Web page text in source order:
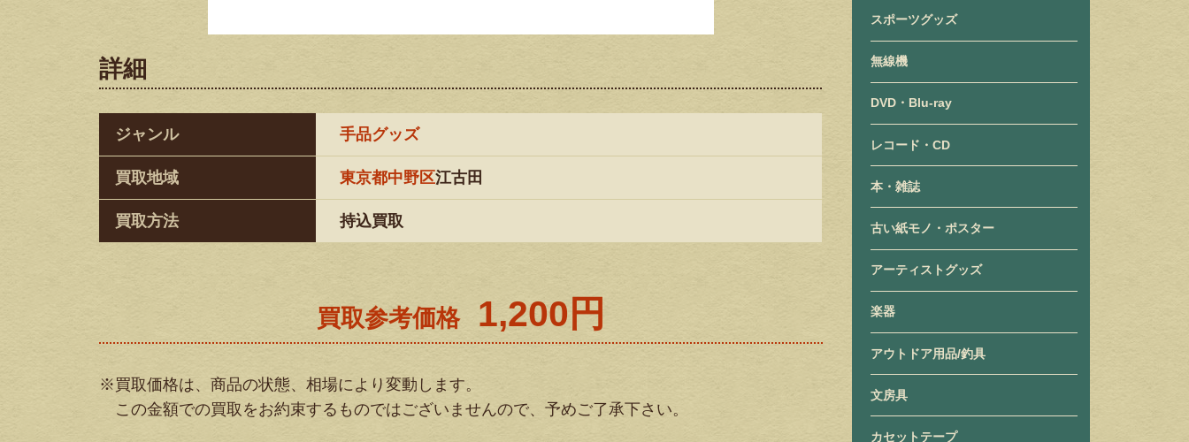
詳細
ジャンル 手品グッズ
買取地域 東京都中野区江古田
買取方法 持込買取
買取参考価格 1,200円
※買取価格は、商品の状態、相場により変動します。
この金額での買取をお約束するものではございませんので、予めご了承下さい。
スポーツグッズ
無線機
DVD・Blu-ray
レコード・CD
本・雑誌
古い紙モノ・ポスター
アーティストグッズ
楽器
アウトドア用品/釣具
文房具
カセットテープ